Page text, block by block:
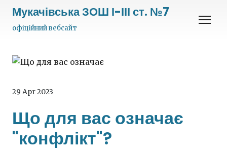
Мукачівська ЗОШ І-ІІІ ст. №7
офіційний вебсайт
29 Apr 2023
Що для вас означає
"конфлікт"?